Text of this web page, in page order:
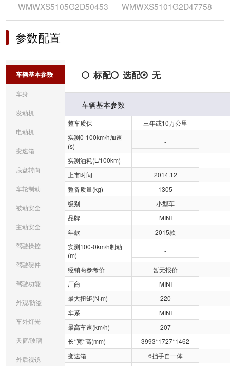
WMWXS5105G2D50453
WMWXS5101G2D47758
参数配置
车辆基本参数
车身
发动机
电动机
变速箱
底盘转向
车轮制动
被动安全
主动安全
驾驶操控
驾驶硬件
驾驶功能
外观/防盗
车外灯光
天窗/玻璃
外后视镜
标配 选配 无
车辆基本参数
整车质保
三年或10万公里
实测0-100km/h加速
(s)
-
实测油耗(L/100km)
-
上市时间
2014.12
整备质量(kg)
1305
级别
小型车
品牌
MINI
年款
2015款
实测100-0km/h制动
(m)
-
经销商参考价
暂无报价
厂商
MINI
最大扭矩(N·m)
220
车系
MINI
最高车速(km/h)
207
长*宽*高(mm)
3993*1727*1462
变速箱
6挡手自一体